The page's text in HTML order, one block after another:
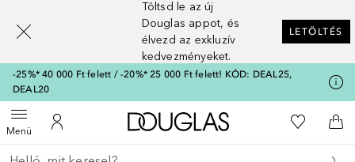
Töltsd le az új
Douglas appot, és
élvezd az exkluzív
kedvezményeket.
LETÖLTÉS
-25%* 40 000 Ft felett / -20%* 25 000 Ft felett! KÓD: DEAL25,
DEAL20
MenüMenü megnyitása
A fiókomhoz
A Douglas Főoldalra
A
Menj vissza
Keresés végrehajtása
[navigation.slideout.screenreader]